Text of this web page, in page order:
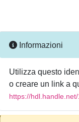
Informazioni
Utilizza questo
o creare un link a
https://